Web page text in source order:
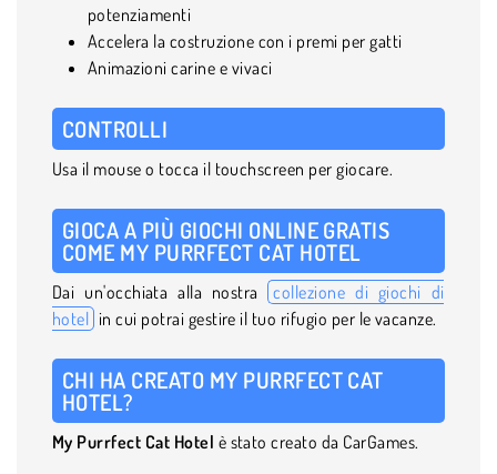
potenziamenti
Accelera la costruzione con i premi per gatti
Animazioni carine e vivaci
CONTROLLI
Usa il mouse o tocca il touchscreen per giocare.
GIOCA A PIÙ GIOCHI ONLINE GRATIS
COME MY PURRFECT CAT HOTEL
Dai un'occhiata alla nostra collezione di giochi di
hotel in cui potrai gestire il tuo rifugio per le vacanze.
CHI HA CREATO MY PURRFECT CAT
HOTEL?
My Purrfect Cat Hotel è stato creato da CarGames.